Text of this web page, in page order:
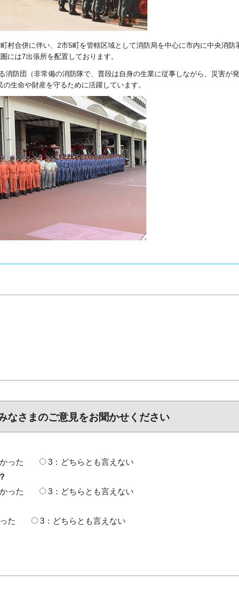
村合併に伴い、2市5町を管轄区域として消防局を中心に市内に中央消防
には7出張所を配置しております。
消防団（非常備の消防隊で、普段は自身の生業に従事しながら、災害が
生命や財産を守るために活躍しています。
なさまのご意見をお聞かせください
った
3：どちらとも言えない
った
3：どちらとも言えない
た 3：どちらとも言えない